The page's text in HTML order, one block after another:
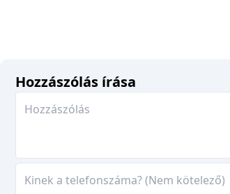
Hozzászólás írása